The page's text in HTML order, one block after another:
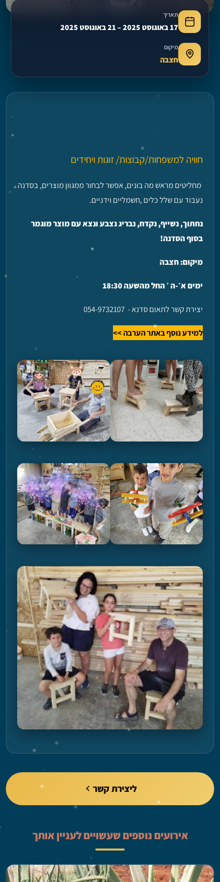
תאריך
17 באוגוסט 2025 – 21 באוגוסט 2025
מיקום
חצבה
חוויה למשפחות/קבוצות/ זוגות ויחידים
מחליטים מראש מה בונים, אפשר לבחור ממגוון מוצרים, בסדנה
נעבוד עם שלל כלים ,חשמליים וידניים.
נחתוך, נשייף, נקדח, נבריג נצבע ונצא עם מוצר מוגמר
בסוף הסדנה!
מיקום: חצבה
ימים א׳-ה ׳ החל מהשעה 18:30
יצירת קשר לתאום סדנא - 054-9732107
למידע נוסף באתר הערבה >>
ליצירת קשר
אירועים נוספים שעשויים לעניין אותך